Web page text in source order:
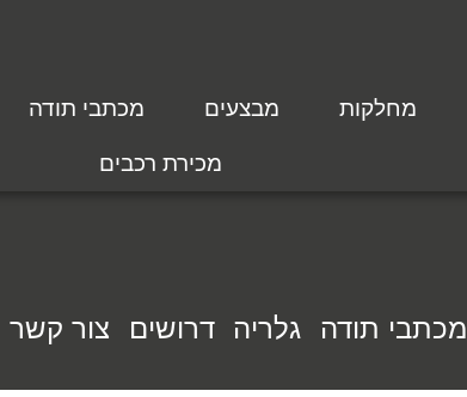
מחלקות מבצעים מכתבי תודה
מכירת רכבים
מכתבי תודה גלריה דרושים צור קשר